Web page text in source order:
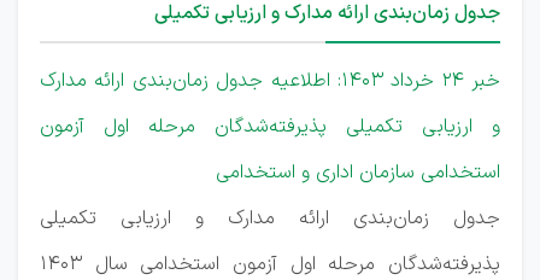
جدول زمان‌بندی ارائه مدارک و ارزیابی تکمیلی
خبر 24 خرداد 1403: اطلاعیه جدول زمان‌بندی ارائه مدارک
و ارزیابی تکمیلی پذیرفته‌شدگان مرحله اول آزمون
استخدامی سازمان اداری و استخدامی
جدول زمان‌بندی ارائه مدارک و ارزیابی تکمیلی
پذیرفته‌شدگان مرحله اول آزمون استخدامی سال 1403